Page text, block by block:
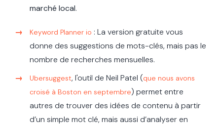
marché local.
Keyword Planner io : La version gratuite vous
donne des suggestions de mots-clés, mais pas le
nombre de recherches mensuelles.
Ubersuggest, l'outil de Neil Patel (que nous avons
croisé à Boston en septembre) permet entre
autres de trouver des idées de contenu à partir
d’un simple mot clé, mais aussi d’analyser en